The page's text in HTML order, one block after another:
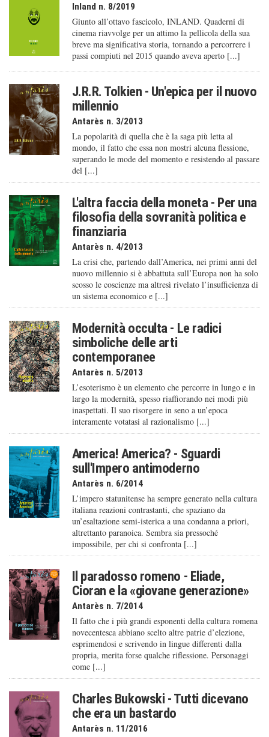
Inland n. 8/2019
Giunto all’ottavo fascicolo, INLAND. Quaderni di
cinema riavvolge per un attimo la pellicola della sua
breve ma significativa storia, tornando a percorrere i
passi compiuti nel 2015 quando aveva aperto [...]
J.R.R. Tolkien - Un'epica per il nuovo
millennio
Antarès n. 3/2013
La popolarità di quella che è la saga più letta al
mondo, il fatto che essa non mostri alcuna flessione,
superando le mode del momento e resistendo al passare
del [...]
L'altra faccia della moneta - Per una
filosofia della sovranità politica e
finanziaria
Antarès n. 4/2013
La crisi che, partendo dall’America, nei primi anni del
nuovo millennio si è abbattuta sull’Europa non ha solo
scosso le coscienze ma altresì rivelato l’insufficienza di
un sistema economico e [...]
Modernità occulta - Le radici
simboliche delle arti
contemporanee
Antarès n. 5/2013
L’esoterismo è un elemento che percorre in lungo e in
largo la modernità, spesso riaffiorando nei modi più
inaspettati. Il suo risorgere in seno a un’epoca
interamente votatasi al razionalismo [...]
America! America? - Sguardi
sull'Impero antimoderno
Antarès n. 6/2014
L’impero statunitense ha sempre generato nella cultura
italiana reazioni contrastanti, che spaziano da
un’esaltazione semi-isterica a una condanna a priori,
altrettanto paranoica. Sembra sia pressoché
impossibile, per chi si confronta [...]
Il paradosso romeno - Eliade,
Cioran e la «giovane generazione»
Antarès n. 7/2014
Il fatto che i più grandi esponenti della cultura romena
novecentesca abbiano scelto altre patrie d’elezione,
esprimendosi e scrivendo in lingue differenti dalla
propria, merita forse qualche riflessione. Personaggi
come [...]
Charles Bukowski - Tutti dicevano
che era un bastardo
Antarès n. 11/2016